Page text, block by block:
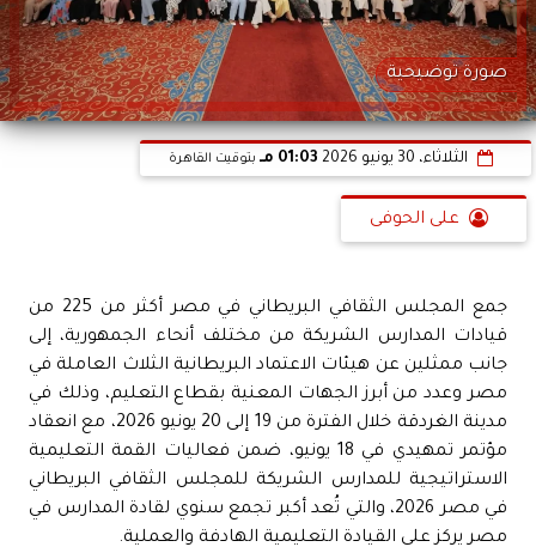
صورة توضيحية
الثلاثاء، 30 يونيو 2026 01:03 مـ بتوقيت القاهرة
على الحوفى
جمع المجلس الثقافي البريطاني في مصر أكثر من 225 من
قيادات المدارس الشريكة من مختلف أنحاء الجمهورية، إلى
جانب ممثلين عن هيئات الاعتماد البريطانية الثلاث العاملة في
مصر وعدد من أبرز الجهات المعنية بقطاع التعليم، وذلك في
مدينة الغردقة خلال الفترة من 19 إلى 20 يونيو 2026، مع انعقاد
مؤتمر تمهيدي في 18 يونيو، ضمن فعاليات القمة التعليمية
الاستراتيجية للمدارس الشريكة للمجلس الثقافي البريطاني
في مصر 2026، والتي تُعد أكبر تجمع سنوي لقادة المدارس في
مصر يركز على القيادة التعليمية الهادفة والعملية.